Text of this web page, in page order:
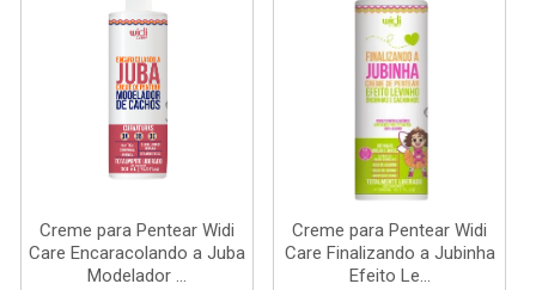
Creme para Pentear Widi
Care Encaracolando a Juba
Modelador ...
Creme para Pentear Widi
Care Finalizando a Jubinha
Efeito Le...